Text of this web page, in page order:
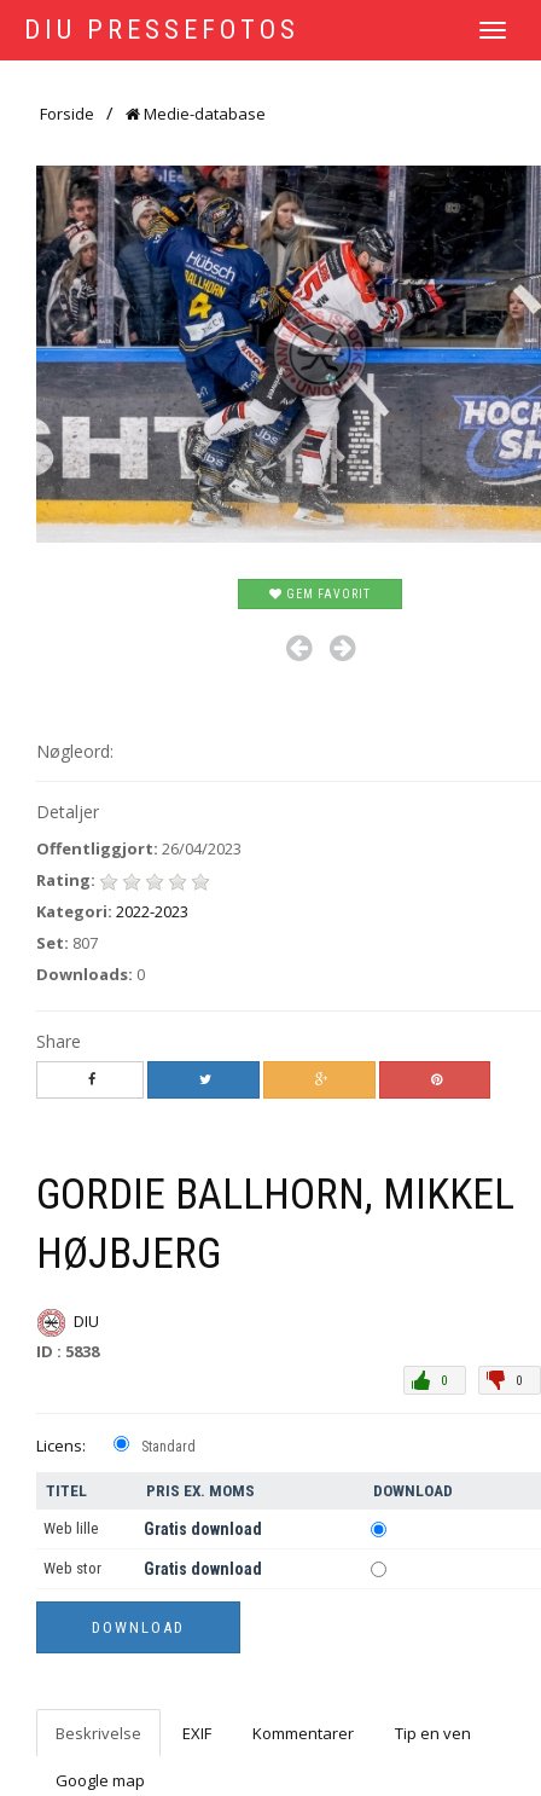
DIU PRESSEFOTOS
TOGGLE
Forside Medie-database
GEM FAVORIT
Nøgleord:
Detaljer
Offentliggjort: 26/04/2023
Rating:
Kategori: 2022-2023
Set: 807
Downloads: 0
Share
GORDIE BALLHORN, MIKKEL
HØJBJERG
DIU
ID : 5838
0
0
Licens: Standard
TITEL PRIS EX. MOMS DOWNLOAD
Web lille Gratis download
Web stor Gratis download
Beskrivelse EXIF Kommentarer Tip en ven
Google map